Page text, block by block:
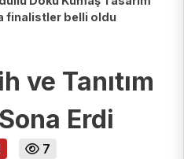
finalistler belli oldu
ve Tanıtım
Erdi
7